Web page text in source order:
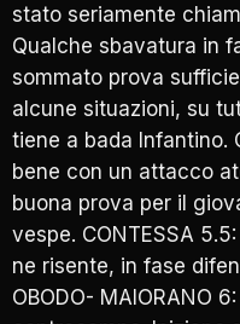
stato seriamente
Qualche sbavatura in
sommato prova
alcune situazioni, su
tiene a bada Infantino.
bene con un attacco
buona prova per il
vespe. CONTESSA
ne risente, in fase
OBODO- MAIORANO